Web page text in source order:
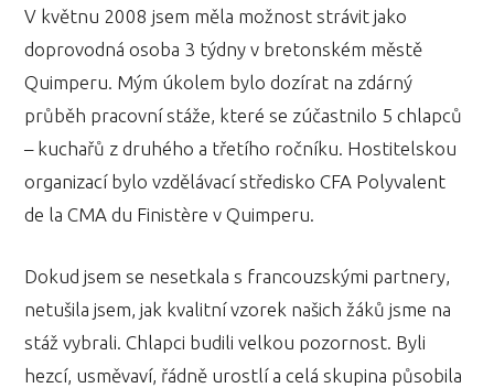
V květnu 2008 jsem měla možnost strávit jako
doprovodná osoba 3 týdny v bretonském městě
Quimperu. Mým úkolem bylo dozírat na zdárný
průběh pracovní stáže, které se zúčastnilo 5 chlapců
– kuchařů z druhého a třetího ročníku. Hostitelskou
organizací bylo vzdělávací středisko CFA Polyvalent
de la CMA du Finistère v Quimperu.
Dokud jsem se nesetkala s francouzskými partnery,
netušila jsem, jak kvalitní vzorek našich žáků jsme na
stáž vybrali. Chlapci budili velkou pozornost. Byli
hezcí, usměvaví, řádně urostlí a celá skupina působila